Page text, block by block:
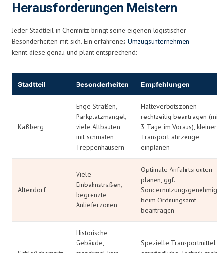
Herausforderungen Meistern
Jeder Stadtteil in Chemnitz bringt seine eigenen logistischen
Besonderheiten mit sich. Ein erfahrenes Umzugsunternehmen
kennt diese genau und plant entsprechend:
Stadtteil Besonderheiten Empfehlungen
Kaßberg
Enge Straßen,
Parkplatzmangel,
viele Altbauten
mit schmalen
Treppenhäusern
Halteverbotszonen
rechtzeitig beantragen
3 Tage im Voraus),
Transportfahrzeuge
einplanen
Altendorf
Viele
Einbahnstraßen,
begrenzte
Anlieferzonen
Optimale Anfahrtsrouten
planen, ggf.
beim Ordnungsamt
beantragen
Historische
Gebäude,
Spezielle